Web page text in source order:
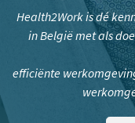
Health2Work is dé
in België met als
efficiënte